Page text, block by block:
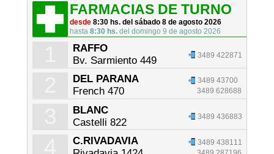
FARMACIAS DE TURNO
desde8:30 hs. del sábado 8 de agosto 2026
hasta8:30 hs. del domingo 9 de agosto 2026
RAFFO
Bv. Sarmiento 449
3489 422871
DEL PARANA
French 470
3489 43700
3489 628688
BLANC
Castelli 822
3489 436883
C.RIVADAVIA
3489 438111